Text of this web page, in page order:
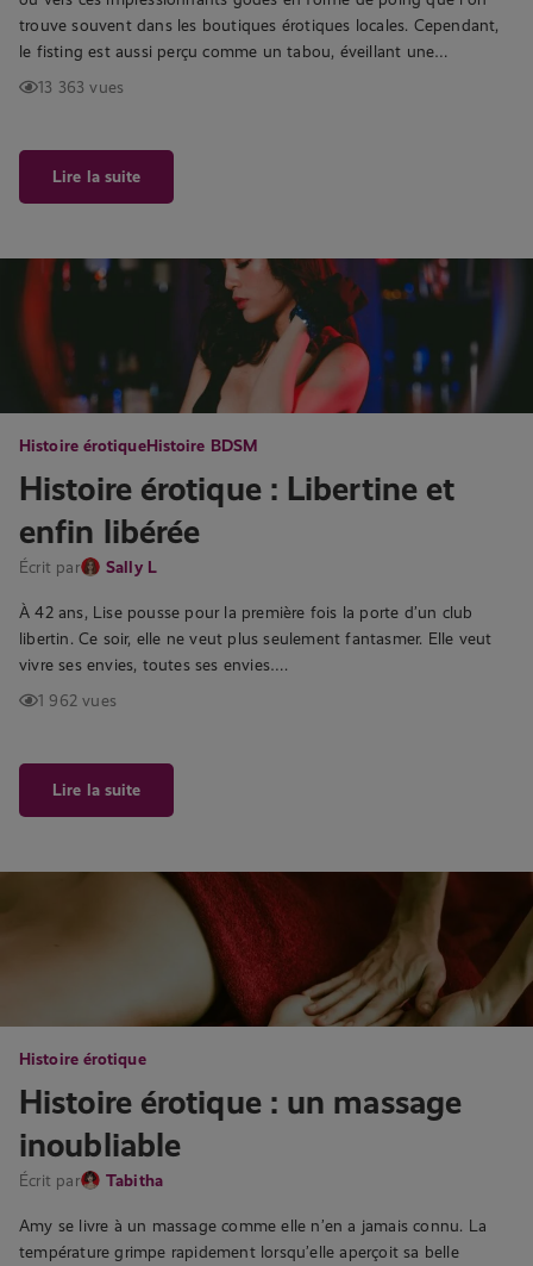
trouve souvent dans les boutiques érotiques locales. Cependant,
le fisting est aussi perçu comme un tabou, éveillant une…
13 363 vues
Lire la suite
Histoire érotiqueHistoire BDSM
Histoire érotique : Libertine et
enfin libérée
Écrit par Sally L
À 42 ans, Lise pousse pour la première fois la porte d’un club
libertin. Ce soir, elle ne veut plus seulement fantasmer. Elle veut
vivre ses envies, toutes ses envies….
1 962 vues
Lire la suite
Histoire érotique
Histoire érotique : un massage
inoubliable
Écrit par Tabitha
Amy se livre à un massage comme elle n’en a jamais connu. La
température grimpe rapidement lorsqu’elle aperçoit sa belle